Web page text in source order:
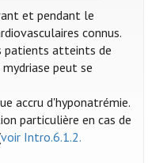
et pendant le
connus.
patients atteints de
peut se
accru d'hyponatrémie.
particulière en cas de
voir Intro.6.1.2.